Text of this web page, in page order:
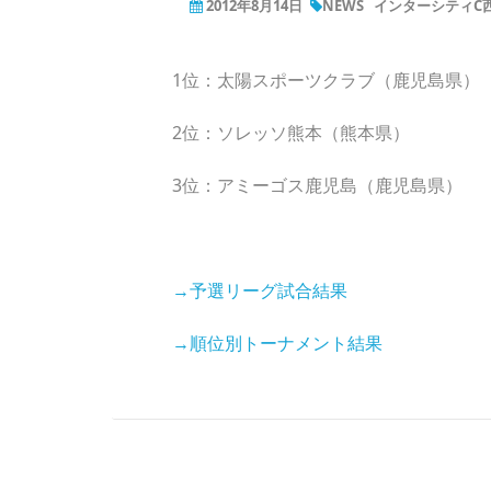
2012年8月14日 NEWS インターシティC
1位：太陽スポーツクラブ（鹿児島県）
2位：ソレッソ熊本（熊本県）
3位：アミーゴス鹿児島（鹿児島県）
→予選リーグ試合結果
→順位別トーナメント結果